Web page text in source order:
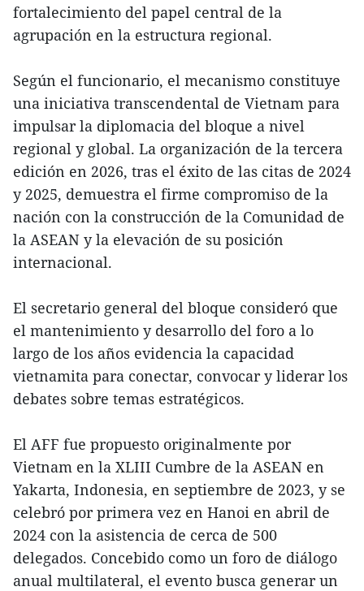
fortalecimiento del papel central de la
agrupación en la estructura regional.
Según el funcionario, el mecanismo constituye
una iniciativa transcendental de Vietnam para
impulsar la diplomacia del bloque a nivel
regional y global. La organización de la tercera
edición en 2026, tras el éxito de las citas de 2024
y 2025, demuestra el firme compromiso de la
nación con la construcción de la Comunidad de
la ASEAN y la elevación de su posición
internacional.
El secretario general del bloque consideró que
el mantenimiento y desarrollo del foro a lo
largo de los años evidencia la capacidad
vietnamita para conectar, convocar y liderar los
debates sobre temas estratégicos.
El AFF fue propuesto originalmente por
Vietnam en la XLIII Cumbre de la ASEAN en
Yakarta, Indonesia, en septiembre de 2023, y se
celebró por primera vez en Hanoi en abril de
2024 con la asistencia de cerca de 500
delegados. Concebido como un foro de diálogo
anual multilateral, el evento busca generar un